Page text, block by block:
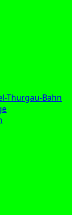
Thurgau-Bahn